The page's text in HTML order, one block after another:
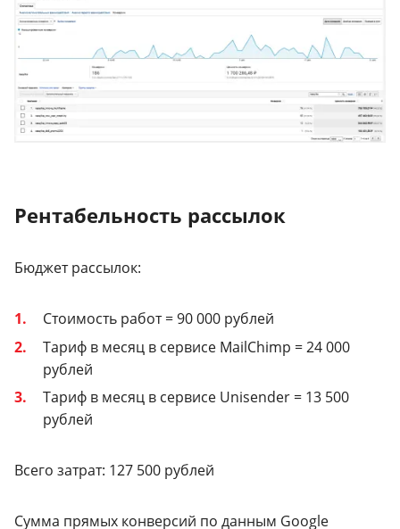
Рентабельность рассылок
Бюджет рассылок:
Стоимость работ = 90 000 рублей
Тариф в месяц в сервисе MailChimp = 24 000
рублей
Тариф в месяц в сервисе Unisender = 13 500
рублей
Всего затрат: 127 500 рублей
Сумма прямых конверсий по данным Google